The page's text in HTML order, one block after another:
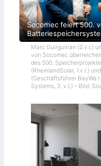
Socomec feiert 500.
Marc Guirguirian (2.v.r.)
von Socomec
des 500.
(RheinlandSolar, 1.v.l.)
(Geschäftsführer BayWa
Systems, 2. v.l.) – Bild: